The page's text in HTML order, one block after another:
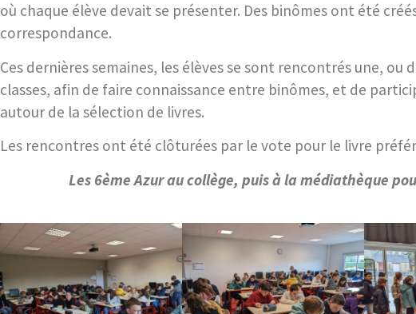
où chaque élève devait se présenter. Des binômes ont été
correspondance.
Ces dernières semaines, les élèves se sont rencontrés une, ou
classes, afin de faire connaissance entre binômes, et de
autour de la sélection de livres.
Les rencontres ont été clôturées par le vote pour le livre
Les 6ème Azur au collège, puis à la médiathèque